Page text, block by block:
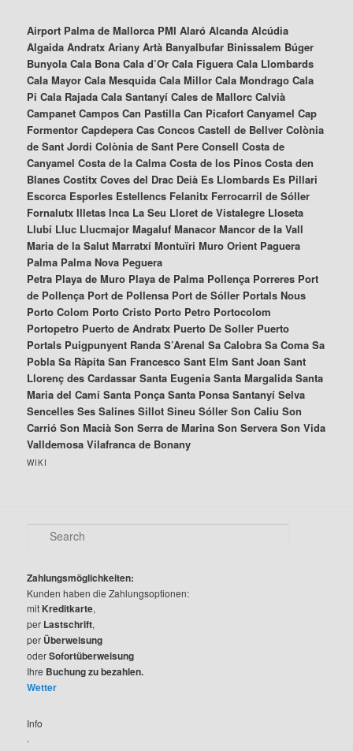
Airport Palma de Mallorca PMI Alaró Alcanda Alcúdia
Algaida Andratx Ariany Artà Banyalbufar Binissalem Búger
Bunyola Cala Bona Cala d’Or Cala Figuera Cala Llombards
Cala Mayor Cala Mesquida Cala Millor Cala Mondrago Cala
Pi Cala Rajada Cala Santanyí Cales de Mallorc Calvià
Campanet Campos Can Pastilla Can Picafort Canyamel Cap
Formentor Capdepera Cas Concos Castell de Bellver Colònia
de Sant Jordi Colònia de Sant Pere Consell Costa de
Canyamel Costa de la Calma Costa de los Pinos Costa den
Blanes Costitx Coves del Drac Deià Es Llombards Es Pillari
Escorca Esporles Estellencs Felanitx Ferrocarril de Sóller
Fornalutx Illetas Inca La Seu Lloret de Vistalegre Lloseta
Llubí Lluc Llucmajor Magaluf Manacor Mancor de la Vall
Maria de la Salut Marratxí Montuïri Muro Orient Paguera
Palma Palma Nova Peguera
Petra Playa de Muro Playa de Palma Pollença Porreres Port
de Pollença Port de Pollensa Port de Sóller Portals Nous
Porto Colom Porto Cristo Porto Petro Portocolom
Portopetro Puerto de Andratx Puerto De Soller Puerto
Portals Puigpunyent Randa S’Arenal Sa Calobra Sa Coma Sa
Pobla Sa Ràpita San Francesco Sant Elm Sant Joan Sant
Llorenç des Cardassar Santa Eugenia Santa Margalida Santa
Maria del Camí Santa Ponça Santa Ponsa Santanyí Selva
Sencelles Ses Salines Sillot Sineu Sóller Son Caliu Son
Carrió Son Macià Son Serra de Marina Son Servera Son Vida
Valldemosa Vilafranca de Bonany
WIKI
r
c
h
Zahlungsmöglichkeiten:
Kunden haben die Zahlungsoptionen:
mit Kreditkarte,
per Lastschrift,
per Überweisung
oderSofortüberweisung
Ihre Buchung zu bezahlen.
Wetter
Info
.